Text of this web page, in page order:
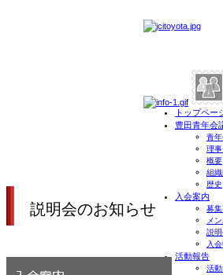
トップペー
豊田青年会
青
理
概要
組織
歴史
入会案内
募
メ
説
入
活動報告
活
説明会のお知らせ